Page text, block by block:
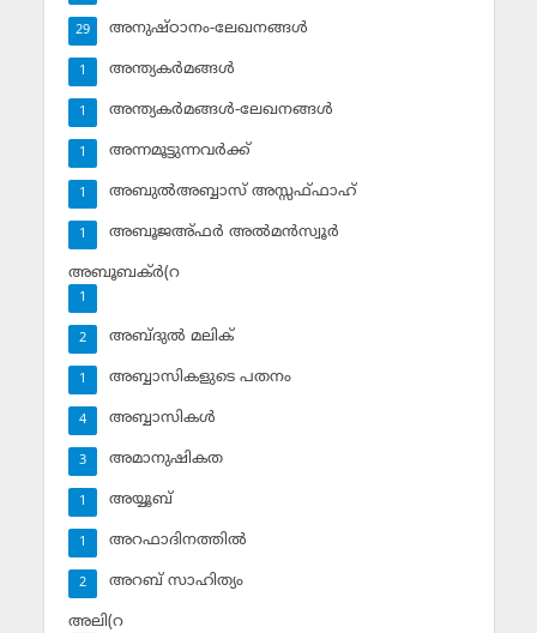
അനുഷ്ഠാനം-ലേഖനങ്ങള്‍
29
അന്ത്യകര്‍മങ്ങള്‍
1
അന്ത്യകര്‍മങ്ങള്‍-ലേഖനങ്ങള്‍
1
അന്നമൂട്ടുന്നവര്‍ക്ക്
1
അബുല്‍അബ്ബാസ് അസ്സഫ്ഫാഹ്‌
1
അബൂജഅ്ഫര്‍ അല്‍മന്‍സ്വൂര്‍
1
അബൂബക്ര്‍(റ
1
അബ്ദുല്‍ മലിക്‌
2
അബ്ബാസികളുടെ പതനം
1
അബ്ബാസികള്‍
4
അമാനുഷികത
3
അയ്യൂബ്‌
1
അറഫാദിനത്തില്‍
1
അറബ് സാഹിത്യം
2
അലി(റ